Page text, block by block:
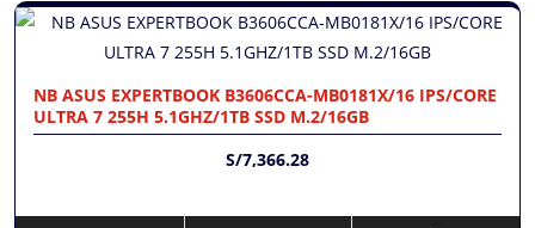
NB ASUS EXPERTBOOK B3606CCA-MB0181X/16 IPS/CORE
ULTRA 7 255H 5.1GHZ/1TB SSD M.2/16GB
S/7,366.28